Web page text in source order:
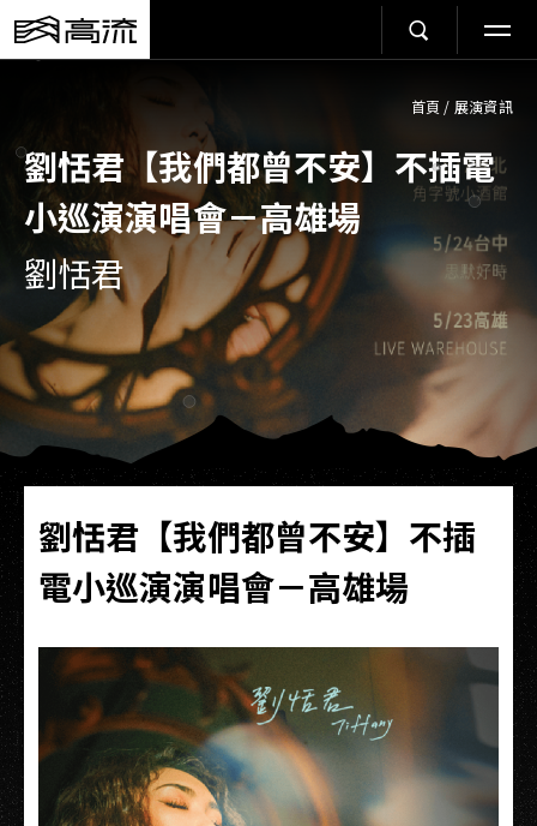
首頁 / 展演資訊
劉恬君【我們都曾不安】不插電
小巡演演唱會－高雄場
劉恬君
劉恬君【我們都曾不安】不插
電小巡演演唱會－高雄場